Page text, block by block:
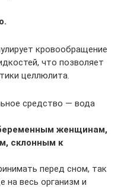
кровообращение
что позволяет
целлюлита.
средство — вода
женщинам,
склонным к
перед сном, так
на весь организм и